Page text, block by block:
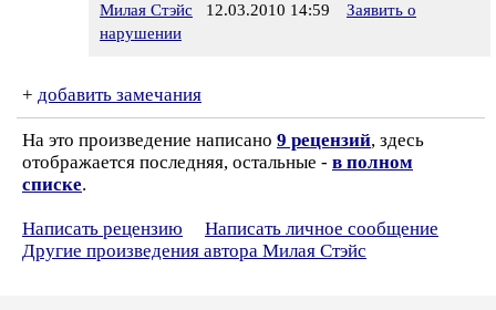
Милая Стэйс 12.03.2010 14:59
Заявить о
нарушении
+ добавить замечания
На это произведение написано 9 рецензий, здесь
отображается последняя, остальные - в полном
списке.
Написать рецензию
Написать личное сообщение
Другие произведения автора Милая Стэйс